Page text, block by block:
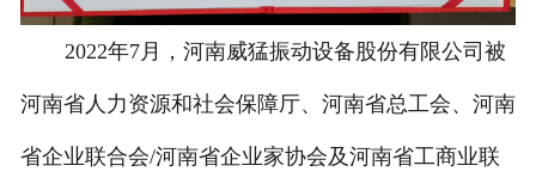
2022年7月，河南威猛振动设备股份有限公司被
河南省人力资源和社会保障厅、河南省总工会、河南
省企业联合会/河南省企业家协会及河南省工商业联